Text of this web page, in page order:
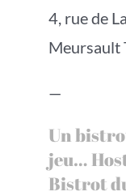
4, rue de
Meursault
—
Un
jeu…
Bistrot